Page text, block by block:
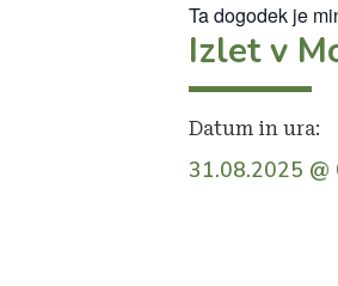
Ta dogodek je
Izlet v
Datum in ura:
31.08.2025 @